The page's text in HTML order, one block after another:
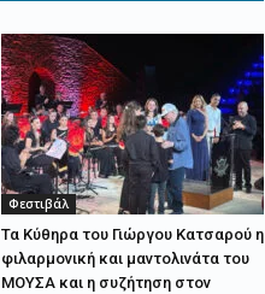
Φεστιβάλ
Τα Κύθηρα του Γιώργου Κατσαρού η
φιλαρμονική και μαντολινάτα του
ΜΟΥΣΑ και η συζήτηση στον